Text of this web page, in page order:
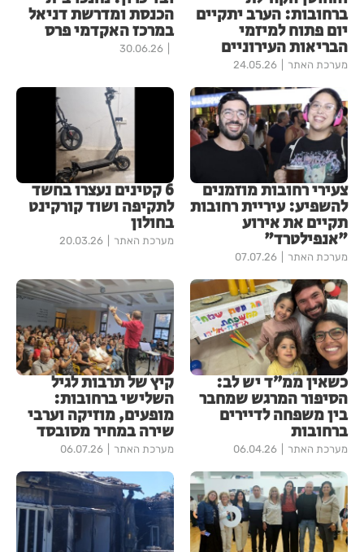
ברחובות: הערב יתקיים
יום פתוח למיזמי
הבריאות העירוניים
מערכת האתר 24.05.26
הכנסת ומדרשת דניאל
במרכז האקדמי פרס
30.06.26
צעירי רחובות מוזמנים
להשפיע: עיריית רחובות
תקיים את אירוע
"אנפילטרד"
מערכת האתר 07.07.26
6 קטינים נעצרו בחשד
לתקיפה ושוד קורקינט
בחולון
מערכת האתר 20.03.26
כשאין ממ״ד יש לב:
הסיפור המרגש שמחבר
בין משפחה לדיירים
ברחובות
מערכת האתר 06.04.26
קיץ של תרבות לגיל
השלישי ברחובות:
מופעים, מוזיקה וערבי
שירה במחיר מסובסד
מערכת האתר 06.07.26